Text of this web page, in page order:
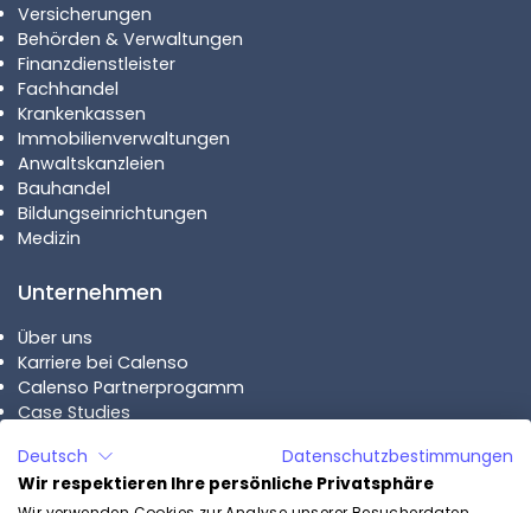
Versicherungen
Behörden & Verwaltungen
Finanzdienstleister
Fachhandel
Krankenkassen
Immobilienverwaltungen
Anwaltskanzleien
Bauhandel
Bildungseinrichtungen
Medizin
Unternehmen
Über uns
Karriere bei Calenso
Calenso Partnerprogamm
Case Studies
Pläne
Deutsch
Datenschutzbestimmungen
Wir respektieren Ihre persönliche Privatsphäre